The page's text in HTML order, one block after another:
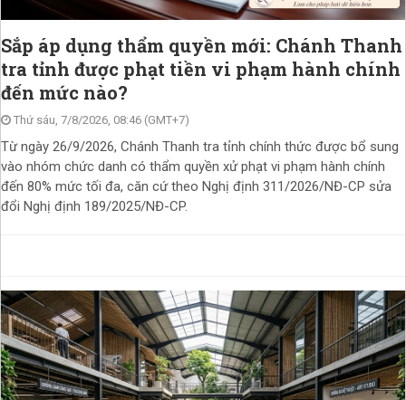
Sắp áp dụng thẩm quyền mới: Chánh Thanh
tra tỉnh được phạt tiền vi phạm hành chính
đến mức nào?
Thứ sáu, 7/8/2026, 08:46 (GMT+7)
Từ ngày 26/9/2026, Chánh Thanh tra tỉnh chính thức được bổ sung
vào nhóm chức danh có thẩm quyền xử phạt vi phạm hành chính
đến 80% mức tối đa, căn cứ theo Nghị định 311/2026/NĐ-CP sửa
đổi Nghị định 189/2025/NĐ-CP.